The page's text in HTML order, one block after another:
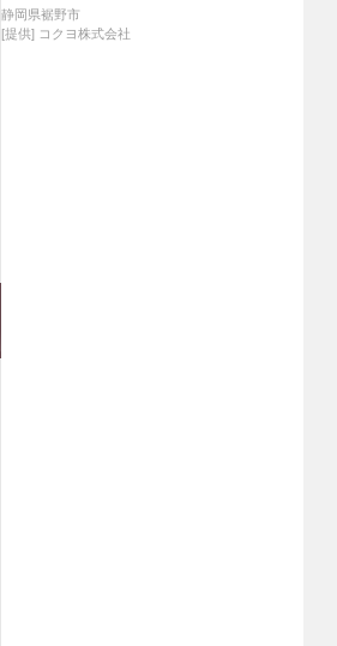
静岡県裾野市
[提供] コクヨ株式会社